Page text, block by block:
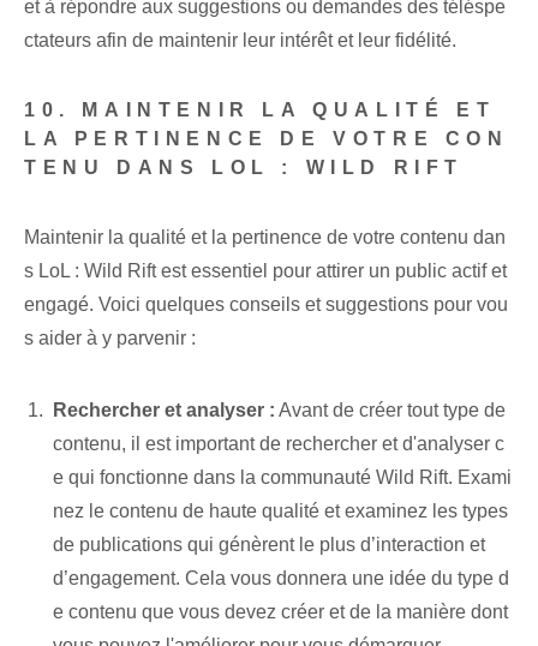
et à répondre aux suggestions ou demandes des téléspe
ctateurs afin de maintenir leur intérêt et leur fidélité.
10. MAINTENIR LA QUALITÉ ET
LA PERTINENCE DE VOTRE CON
TENU DANS LOL : WILD RIFT
Maintenir la qualité et la pertinence de votre contenu dan
s LoL : Wild Rift est essentiel pour attirer un public actif et
engagé. Voici quelques conseils et suggestions pour vou
s aider à y parvenir :
Rechercher et analyser : Avant de créer tout type de
contenu, il est important de rechercher et d'analyser c
e qui fonctionne dans la communauté Wild Rift. Exami
nez le contenu de haute qualité et examinez les types
de publications qui génèrent le plus d’interaction et
d’engagement. Cela vous donnera une idée du type d
e contenu que vous devez créer et de la manière dont